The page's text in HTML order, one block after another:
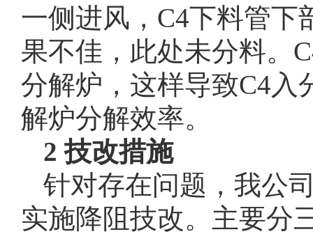
一侧进风，C4下料管下
果不佳，此处未分料。
分解炉，这样导致C4入
解炉分解效率。
2 技改措施
针对存在问题，我公
实施降阻技改。主要分